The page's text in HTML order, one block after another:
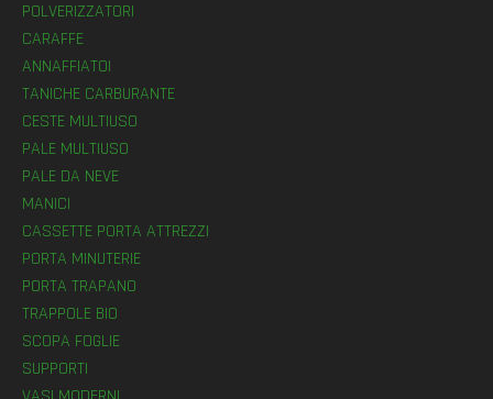
POLVERIZZATORI
CARAFFE
ANNAFFIATOI
TANICHE CARBURANTE
CESTE MULTIUSO
PALE MULTIUSO
PALE DA NEVE
MANICI
CASSETTE PORTA ATTREZZI
PORTA MINUTERIE
PORTA TRAPANO
TRAPPOLE BIO
SCOPA FOGLIE
SUPPORTI